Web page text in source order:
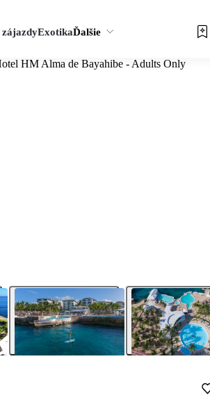
zájazdyExotikaĎalšie
HM Alma de Bayahibe - Adults Only